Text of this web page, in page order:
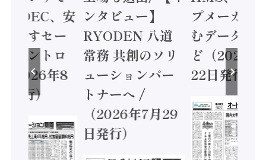
/ IDEC、安
かすセー
コントロ
2026年8
発行）
ンタビュー】
RYODEN 八道
常務 共創のソリ
ューションパー
トナーへ /
（2026年7月29
日発行）
プメーカー
むデータ活
ど（2026年
22日発行）